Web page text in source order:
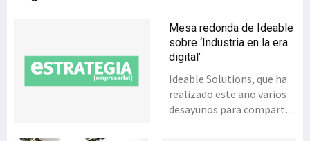
Mesa redonda de Ideable
sobre ‘Industria en la era
digital’
Ideable Solutions, que ha
realizado este año varios
desayunos para compartir